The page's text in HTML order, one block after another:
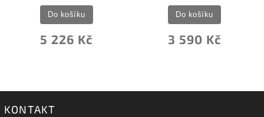
3 590 Kč
Do košíku
442 Kč
Do košíku
KONTAKT